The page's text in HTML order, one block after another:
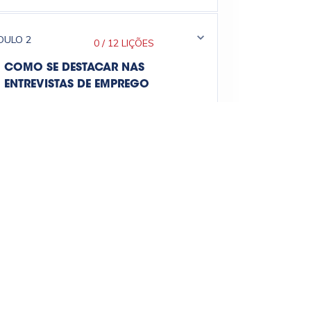
2 0/ 12 LIÇÕES
COMO SE DESTACAR NAS
ENTREVISTAS DE EMPREGO